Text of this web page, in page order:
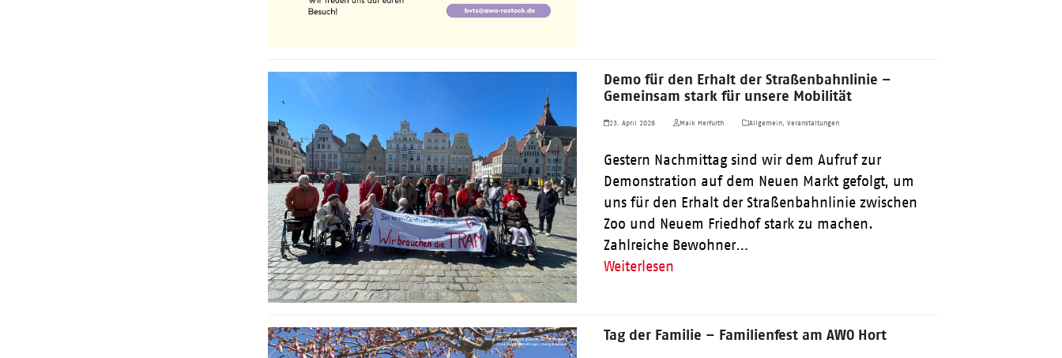
Demo für den Erhalt der Straßenbahnlinie –
Gemeinsam stark für unsere Mobilität
23. April 2026 Maik Herfurth Allgemein, Veranstaltungen
Gestern Nachmittag sind wir dem Aufruf zur
Demonstration auf dem Neuen Markt gefolgt, um
uns für den Erhalt der Straßenbahnlinie zwischen
Zoo und Neuem Friedhof stark zu machen.
Zahlreiche Bewohner…
Weiterlesen
Tag der Familie – Familienfest am AWO Hort